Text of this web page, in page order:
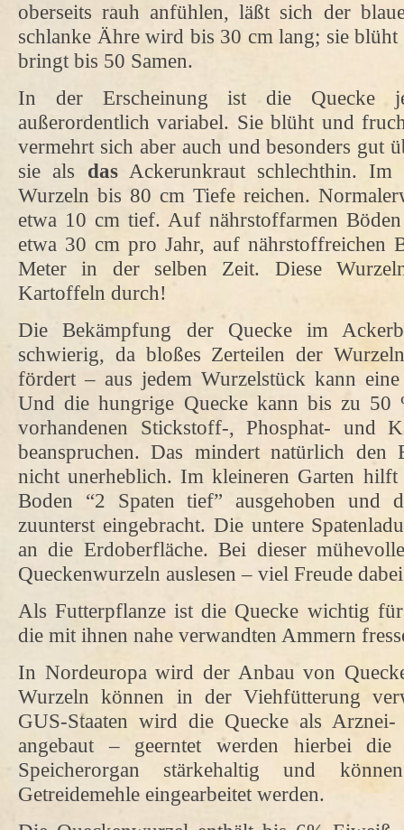
oberseits rauh anfühlen, läßt sich der
schlanke Ähre wird bis 30 cm lang; sie
bringt bis 50 Samen.
In der Erscheinung ist die Quecke
außerordentlich variabel. Sie blüht und
vermehrt sich aber auch und besonders gut
sie als dasAckerunkraut schlechthin. Im
Wurzeln bis 80 cm Tiefe reichen.
etwa 10 cm tief. Auf nährstoffarmen
etwa 30 cm pro Jahr, auf nährstoffreichen
Meter in der selben Zeit. Diese
Kartoffeln durch!
Die Bekämpfung der Quecke im
schwierig, da bloßes Zerteilen der
fördert – aus jedem Wurzelstück kann eine
Und die hungrige Quecke kann bis zu 50
vorhandenen Stickstoff-, Phosphat- und
beanspruchen. Das mindert natürlich den
nicht unerheblich. Im kleineren Garten
Boden “2 Spaten tief” ausgehoben und
zuunterst eingebracht. Die untere
an die Erdoberfläche. Bei dieser
Queckenwurzeln auslesen – viel Freude
Als Futterpflanze ist die Quecke wichtig
die mit ihnen nahe verwandten Ammern
In Nordeuropa wird der Anbau von
Wurzeln können in der Viehfütterung
GUS-Staaten wird die Quecke als
angebaut – geerntet werden hierbei
Speicherorgan stärkehaltig und
Getreidemehle eingearbeitet werden.